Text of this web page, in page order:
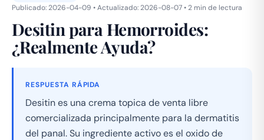
Publicado: 2026-04-09 • Actualizado: 2026-08-07 • 2 min de lectura
Desitin para Hemorroides:
¿Realmente Ayuda?
RESPUESTA RÁPIDA
Desitin es una crema topica de venta libre
comercializada principalmente para la dermatitis
del panal. Su ingrediente activo es el oxido de